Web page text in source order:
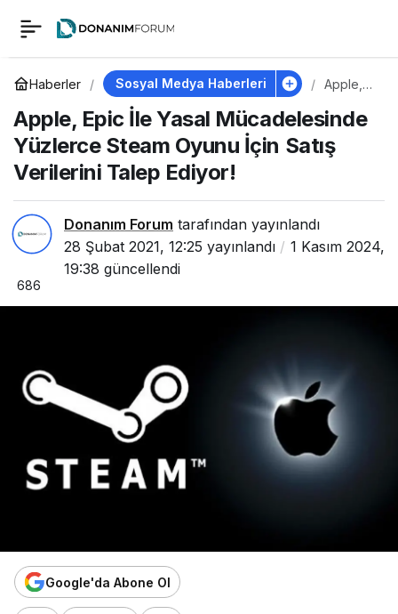
Haberler Sosyal Medya Haberleri
Apple,
Yasal
Mücadel
esinde
Yüzlerce
İçin Satış
Ediyor!
Apple, Epic İle Yasal Mücadelesinde
Yüzlerce Steam Oyunu İçin Satış
Verilerini Talep Ediyor!
Donanım Forum tarafından yayınlandı
28 Şubat 2021, 12:25 yayınlandı
1 Kasım 2024,
19:38 güncellendi
686
Google'da Abone Ol
Apple, Epic İle Yasal
Mücadelesinde
Yüzlerce Steam
Oyunu İçin Satış
Verilerini Talep
Ediyor!